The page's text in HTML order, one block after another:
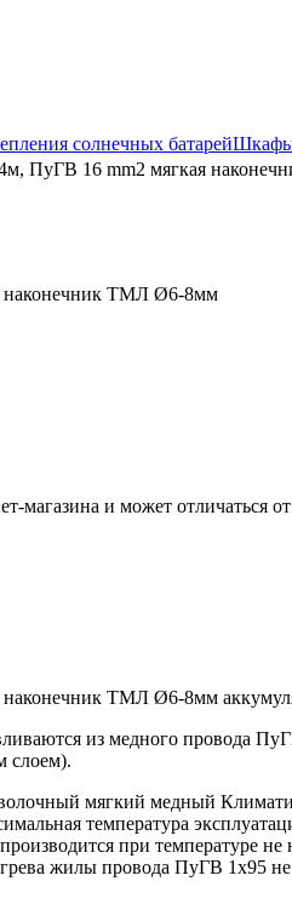
солнечных батарейШкафы
ПуГВ 16 mm2 мягкая
наконечник ТМЛ Ø6-8мм
магазина и может отличаться
ТМЛ Ø6-8мм
из медного провода
слоем).
мягкий медный
температура
при температуре
жилы провода ПуГВ